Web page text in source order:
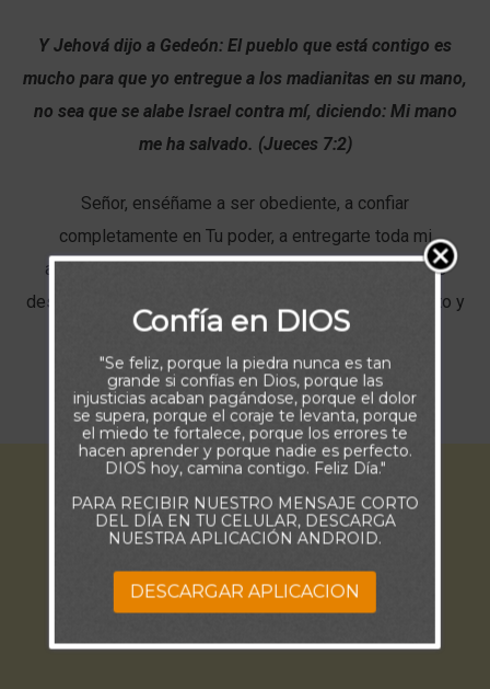
Y Jehová dijo a Gedeón: El pueblo que está contigo es
mucho para que yo entregue a los madianitas en su mano,
no sea que se alabe Israel contra mí, diciendo: Mi mano
me ha salvado. (Jueces 7:2)
Señor, enséñame a ser obediente, a confiar
completamente en Tu poder, a entregarte toda mi
ansiedad. Enséñame a comprender la medida en que
deseas actuar en mi vida, y en las pruebas que enfrento y
ayúdame Padre aunque a veces no lo comprenda, a
entender el motivo y aprendizaje detrás de cada
adversidad que encuentro en mi camino.
Confía en DIOS
"Se feliz, porque la piedra nunca es tan
grande si confías en Dios, porque las
injusticias acaban pagándose, porque el dolor
se supera, porque el coraje te levanta, porque
el miedo te fortalece, porque los errores te
hacen aprender y porque nadie es perfecto.
DIOS hoy, camina contigo. Feliz Día."
PARA RECIBIR NUESTRO MENSAJE CORTO
DEL DÍA EN TU CELULAR, DESCARGA
NUESTRA APLICACIÓN ANDROID.
DESCARGAR APLICACION